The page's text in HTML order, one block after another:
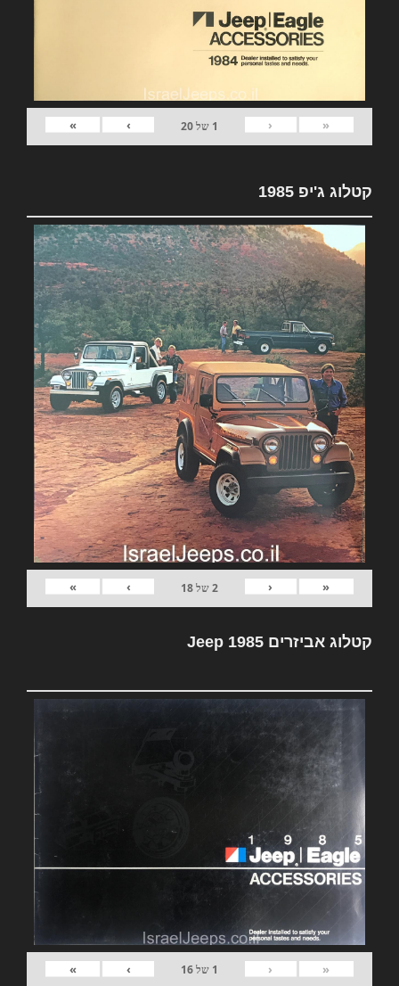
«
‹
1 של20
›
»
קטלוג ג'יפ 1985
«
‹
2של18
›
»
קטלוג אביזרים Jeep 1985
«
‹
1 של16
›
»